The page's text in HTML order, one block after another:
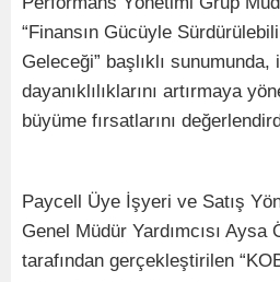
“Finansın Gücüyle
Geleceği” başlıklı
dayanıklılıklarını artırmaya
büyüme fırsatlarını
Paycell Üye İşyeri ve Satış
Genel Müdür Yardımcısı Aysa
tarafından gerçekleştirilen